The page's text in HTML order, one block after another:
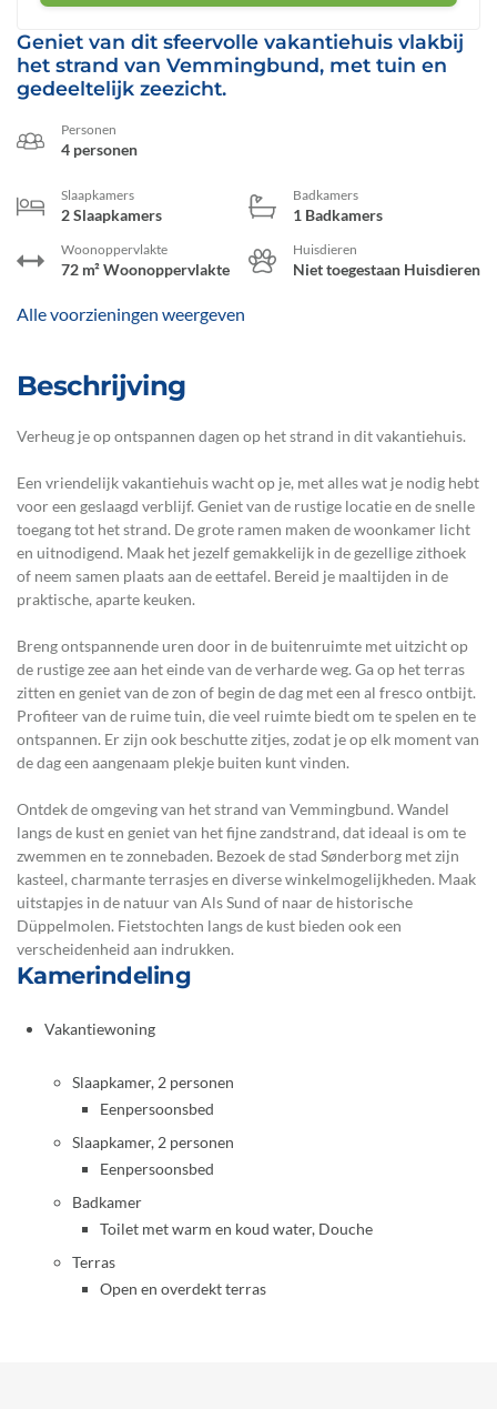
Geniet van dit sfeervolle vakantiehuis vlakbij
het strand van Vemmingbund, met tuin en
gedeeltelijk zeezicht.
Personen
4 personen
Slaapkamers
2 Slaapkamers
Badkamers
1 Badkamers
Woonoppervlakte
72 m² Woonoppervlakte
Huisdieren
Niet toegestaan Huisdieren
Alle voorzieningen weergeven
Beschrijving
Verheug je op ontspannen dagen op het strand in dit vakantiehuis.
Een vriendelijk vakantiehuis wacht op je, met alles wat je nodig hebt
voor een geslaagd verblijf. Geniet van de rustige locatie en de snelle
toegang tot het strand. De grote ramen maken de woonkamer licht
en uitnodigend. Maak het jezelf gemakkelijk in de gezellige zithoek
of neem samen plaats aan de eettafel. Bereid je maaltijden in de
praktische, aparte keuken.
Breng ontspannende uren door in de buitenruimte met uitzicht op
de rustige zee aan het einde van de verharde weg. Ga op het terras
zitten en geniet van de zon of begin de dag met een al fresco ontbijt.
Profiteer van de ruime tuin, die veel ruimte biedt om te spelen en te
ontspannen. Er zijn ook beschutte zitjes, zodat je op elk moment van
de dag een aangenaam plekje buiten kunt vinden.
Ontdek de omgeving van het strand van Vemmingbund. Wandel
langs de kust en geniet van het fijne zandstrand, dat ideaal is om te
zwemmen en te zonnebaden. Bezoek de stad Sønderborg met zijn
kasteel, charmante terrasjes en diverse winkelmogelijkheden. Maak
uitstapjes in de natuur van Als Sund of naar de historische
Düppelmolen. Fietstochten langs de kust bieden ook een
verscheidenheid aan indrukken.
Kamerindeling
Vakantiewoning
Slaapkamer, 2 personen
Eenpersoonsbed
Slaapkamer, 2 personen
Eenpersoonsbed
Badkamer
Toilet met warm en koud water, Douche
Terras
Open en overdekt terras